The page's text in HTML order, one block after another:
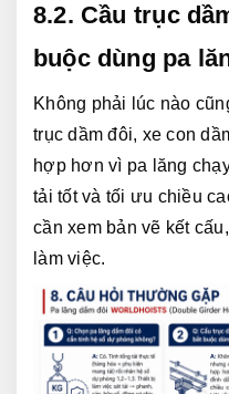
8.2. Cầu trục
buộc dùng pa
Không phải lúc nào
trục dầm đôi, xe con
hợp hơn vì pa lăng
tải tốt và tối ưu chiều
cần xem bản vẽ kết
làm việc.